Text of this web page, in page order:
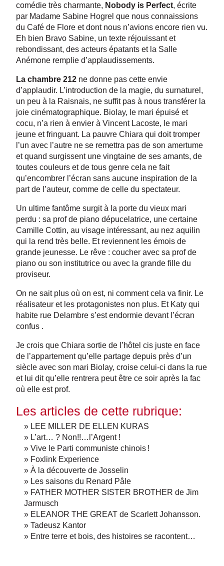
comédie très charmante, Nobody is Perfect, écrite
par Madame Sabine Hogrel que nous connaissions
du Café de Flore et dont nous n’avions encore rien vu.
Eh bien Bravo Sabine, un texte réjouissant et
rebondissant, des acteurs épatants et la Salle
Anémone remplie d’applaudissements.
La chambre 212 ne donne pas cette envie
d’applaudir. L’introduction de la magie, du surnaturel,
un peu à la Raisnais, ne suffit pas à nous transférer la
joie cinématographique. Biolay, le mari épuisé et
cocu, n’a rien à envier à Vincent Lacoste, le mari
jeune et fringuant. La pauvre Chiara qui doit tromper
l’un avec l’autre ne se remettra pas de son amertume
et quand surgissent une vingtaine de ses amants, de
toutes couleurs et de tous genre cela ne fait
qu’encombrer l’écran sans aucune inspiration de la
part de l’auteur, comme de celle du spectateur.
Un ultime fantôme surgit à la porte du vieux mari
perdu : sa prof de piano dépucelatrice, une certaine
Camille Cottin, au visage intéressant, au nez aquilin
qui la rend très belle. Et reviennent les émois de
grande jeunesse. Le rêve : coucher avec sa prof de
piano ou son institutrice ou avec la grande fille du
proviseur.
On ne sait plus où on est, ni comment cela va finir. Le
réalisateur et les protagonistes non plus. Et Katy qui
habite rue Delambre s’est endormie devant l’écran
confus .
Je crois que Chiara sortie de l’hôtel cis juste en face
de l’appartement qu’elle partage depuis près d’un
siècle avec son mari Biolay, croise celui-ci dans la rue
et lui dit qu’elle rentrera peut être ce soir après la fac
où elle est prof.
Les articles de cette rubrique:
» LEE MILLER DE ELLEN KURAS
» L’art… ? Non!!…l’Argent !
» Vive le Parti communiste chinois !
» Foxlink Experience
» À la découverte de Josselin
» Les saisons du Renard Pâle
» FATHER MOTHER SISTER BROTHER de Jim
Jarmusch
» ELEANOR THE GREAT de Scarlett Johansson.
» Tadeusz Kantor
» Entre terre et bois, des histoires se racontent…